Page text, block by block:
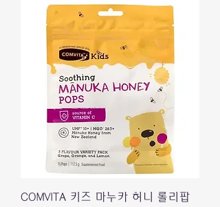
COMVITA 키즈 마누카 허니 롤리팝